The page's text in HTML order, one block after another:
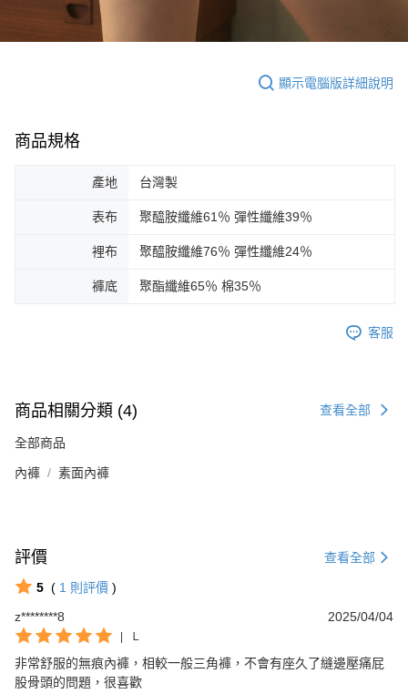
顯示電腦版詳細說明
商品規格
產地 台灣製
表布 聚醯胺纖維61％ 彈性纖維39％
裡布 聚醯胺纖維76％ 彈性纖維24％
褲底 聚酯纖維65％ 棉35％
客服
商品相關分類 (4) 查看全部
全部商品
內褲 素面內褲
評價 查看全部
5 ( 1 則評價 )
z********8
2025/04/04
Ｌ
非常舒服的無痕內褲，相較一般三角褲，不會有座久了縫邊壓痛屁
股骨頭的問題，很喜歡